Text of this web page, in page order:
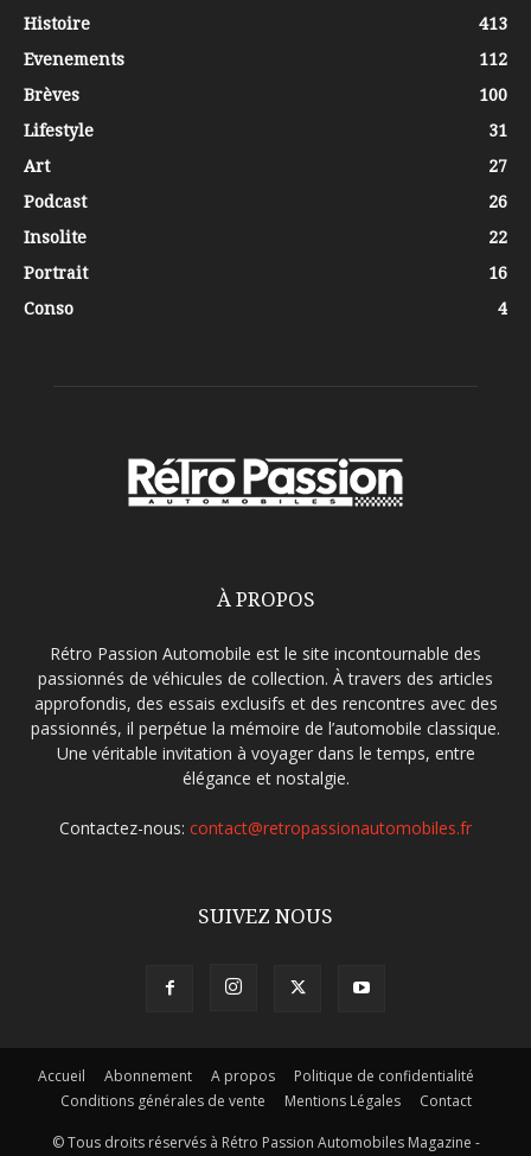
Histoire
413
Evenements
112
Brèves
100
Lifestyle
31
Art
27
Podcast
26
Insolite
22
Portrait
16
Conso
4
À PROPOS
Rétro Passion Automobile est le site incontournable des
passionnés de véhicules de collection. À travers des articles
approfondis, des essais exclusifs et des rencontres avec des
passionnés, il perpétue la mémoire de l’automobile classique.
Une véritable invitation à voyager dans le temps, entre
élégance et nostalgie.
Contactez-nous: contact@retropassionautomobiles.fr
SUIVEZ NOUS
Accueil Abonnement A propos
Politique de confidentialité
Conditions générales de vente
Mentions Légales Contact
© Tous droits réservés à Rétro Passion Automobiles Magazine -